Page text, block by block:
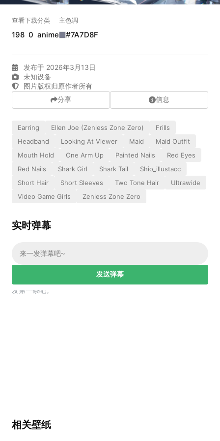
查看
198
下载
0
分类
anime
主色调
#7A7D8F
发布于 2026年3月13日
未知设备
图片版权归原作者所有
分享 信息
Earring Ellen Joe (Zenless Zone Zero)
Frills
Headband
Looking At Viewer Maid
Maid Outfit
Mouth Hold
One Arm Up Painted Nails
Red Eyes
Red Nails
Shark Girl Shark Tail
Shio_illustacc
Short Hair
Short Sleeves Two Tone Hair
Ultrawide
Video Game Girls
Zenless Zone Zero
实时弹幕
发送弹幕
，发第一条吧。
相关壁纸
弹幕会在下方多行滚动展示；匿名发送有数量和频率限制。
相关壁纸
选择图片
分类
标签 (逗号分隔)